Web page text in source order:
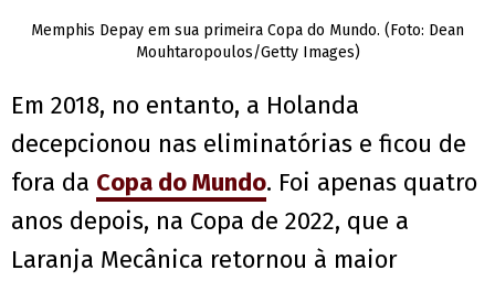
Memphis Depay em sua primeira Copa do Mundo. (Foto: Dean
Mouhtaropoulos/Getty Images)
Em 2018, no entanto, a Holanda
decepcionou nas eliminatórias e ficou de
fora da Copa do Mundo. Foi apenas quatro
anos depois, na Copa de 2022, que a
Laranja Mecânica retornou à maior